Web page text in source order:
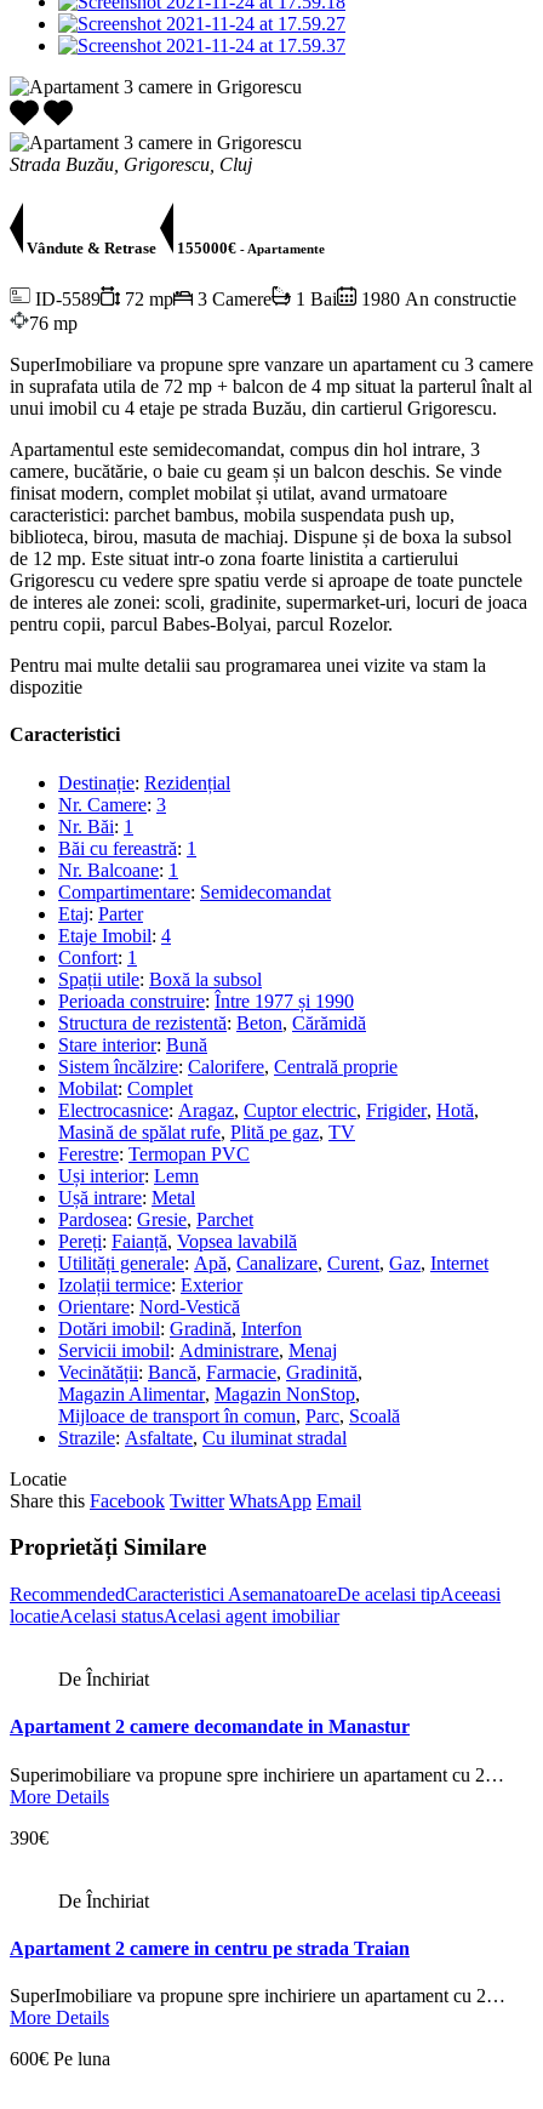
Strada Buzău, Grigorescu, Cluj
Vândute & Retrase 155000€ - Apartamente
ID-5589 72 mp 3 Camere 1 Bai
1980 An constructie
76 mp
SuperImobiliare va propune spre vanzare un apartament cu 3 camere
in suprafata utila de 72 mp + balcon de 4 mp situat la parterul înalt al
unui imobil cu 4 etaje pe strada Buzău, din cartierul Grigorescu.
Apartamentul este semidecomandat, compus din hol intrare, 3
camere, bucătărie, o baie cu geam și un balcon deschis. Se vinde
finisat modern, complet mobilat și utilat, avand urmatoare
caracteristici: parchet bambus, mobila suspendata push up,
biblioteca, birou, masuta de machiaj. Dispune și de boxa la subsol
de 12 mp. Este situat intr-o zona foarte linistita a cartierului
Grigorescu cu vedere spre spatiu verde si aproape de toate punctele
de interes ale zonei: scoli, gradinite, supermarket-uri, locuri de joaca
pentru copii, parcul Babes-Bolyai, parcul Rozelor.
Pentru mai multe detalii sau programarea unei vizite va stam la
dispozitie
Caracteristici
Destinație: Rezidențial
Nr. Camere: 3
Nr. Băi: 1
Băi cu fereastră: 1
Nr. Balcoane: 1
Compartimentare: Semidecomandat
Etaj: Parter
Etaje Imobil: 4
Confort: 1
Spații utile: Boxă la subsol
Perioada construire: Între 1977 și 1990
Structura de rezistentă: Beton, Cărămidă
Stare interior: Bună
Sistem încălzire: Calorifere, Centrală proprie
Mobilat: Complet
Electrocasnice: Aragaz, Cuptor electric, Frigider, Hotă,
Masină de spălat rufe, Plită pe gaz, TV
Ferestre: Termopan PVC
Uși interior: Lemn
Ușă intrare: Metal
Pardosea: Gresie, Parchet
Pereți: Faianță, Vopsea lavabilă
Utilități generale: Apă, Canalizare, Curent, Gaz, Internet
Izolații termice: Exterior
Orientare: Nord-Vestică
Dotări imobil: Gradină, Interfon
Servicii imobil: Administrare, Menaj
Vecinătății: Bancă, Farmacie, Gradinită,
Magazin Alimentar, Magazin NonStop,
Mijloace de transport în comun, Parc, Scoală
Strazile: Asfaltate, Cu iluminat stradal
Locatie
Share this Facebook Twitter WhatsApp Email
Proprietăți Similare
RecommendedCaracteristici AsemanatoareDe acelasi tipAceeasi
locatieAcelasi statusAcelasi agent imobiliar
De Închiriat
Apartament 2 camere decomandate in Manastur
Superimobiliare va propune spre inchiriere un apartament cu 2…
More Details
390€
De Închiriat
Apartament 2 camere in centru pe strada Traian
SuperImobiliare va propune spre inchiriere un apartament cu 2…
More Details
600€ Pe luna